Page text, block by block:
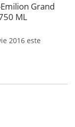
Grand
ML
2016 este